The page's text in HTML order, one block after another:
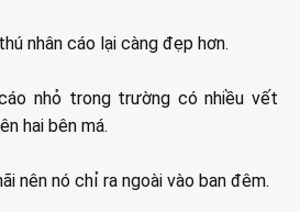
nhân cáo lại càng đẹp hơn.
nhỏ trong trường có nhiều vết
hai bên má.
nên nó chỉ ra ngoài vào ban đêm.